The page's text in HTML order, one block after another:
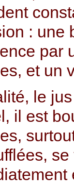
: une
par
et un
le
il est